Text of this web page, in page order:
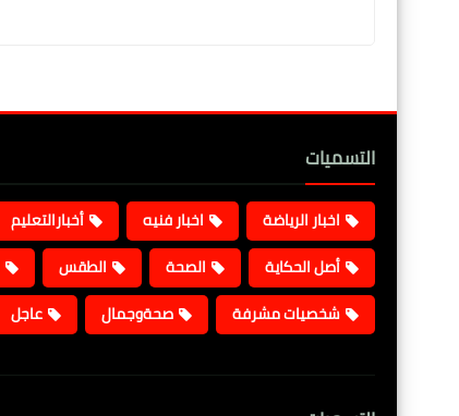
التسميات
اخبار الرياضة اخبار فنيه أخبارالتعليم
أصل الحكاية
الصحة الطقس
شخصيات مشرفة
صحةوجمال عاجل